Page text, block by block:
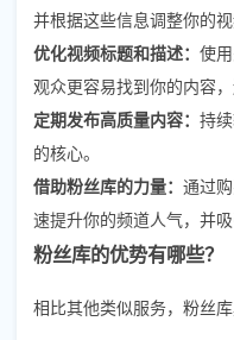
并根据这些信息调整你的视
优化视频标题和描述： 使
观众更容易找到你的内容
定期发布高质量内容： 持
的核心。
借助粉丝库的力量： 通过
速提升你的频道人气，并吸
粉丝库的优势有哪些？
相比其他类似服务，粉丝